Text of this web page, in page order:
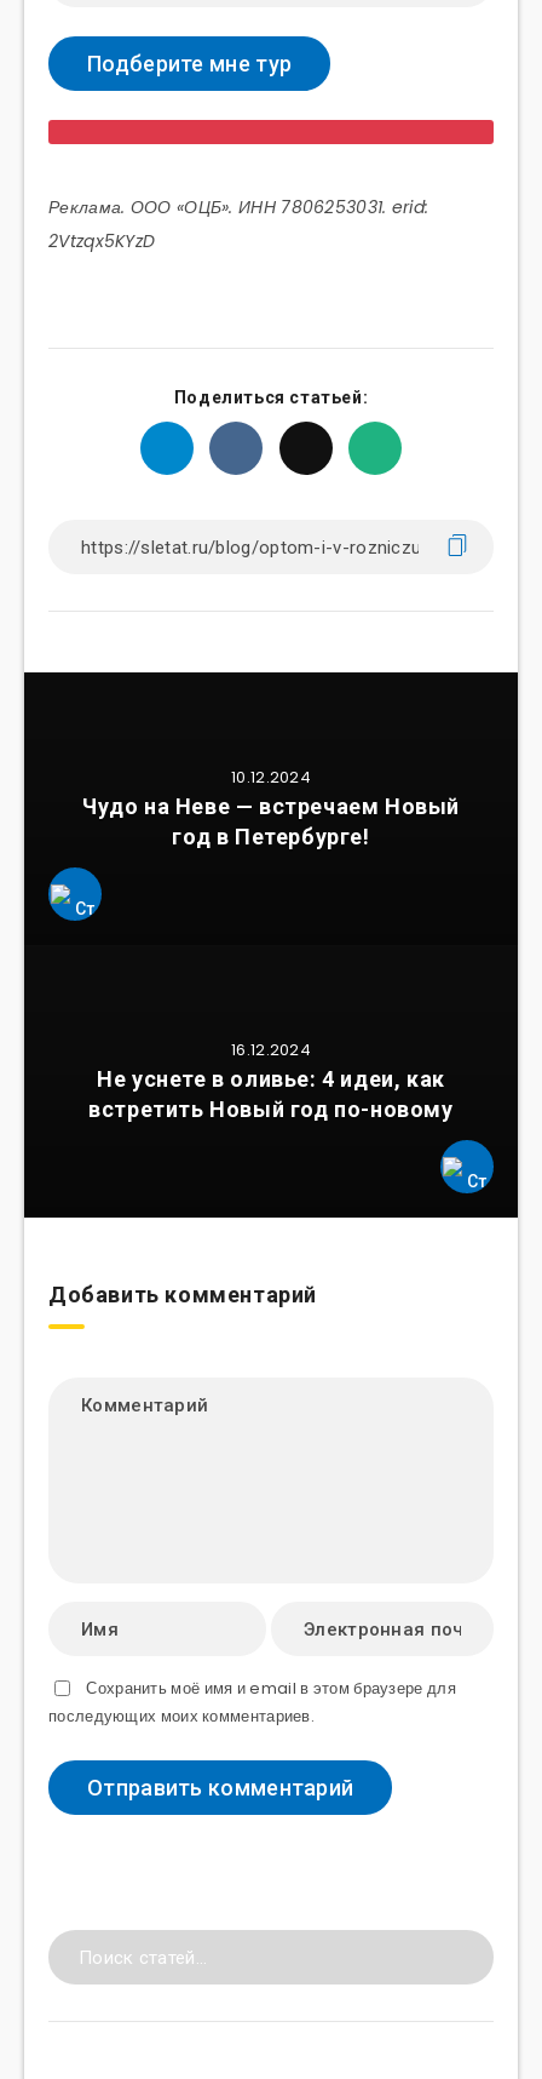
Реклама. ООО «ОЦБ». ИНН 7806253031. erid:
2Vtzqx5KYzD
Поделиться статьей:
10.12.2024
Чудо на Неве — встречаем Новый
год в Петербурге!
16.12.2024
Не уснете в оливье: 4 идеи, как
встретить Новый год по-новому
Добавить комментарий
Сохранить моё имя и email в этом браузере для
последующих моих комментариев.